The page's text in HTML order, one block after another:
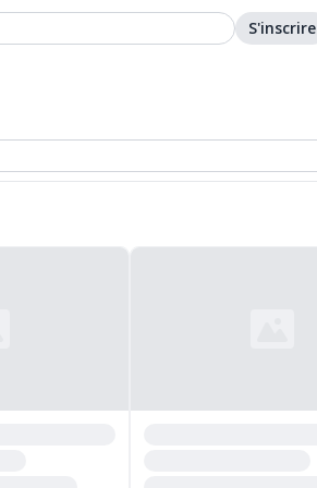
S'inscrire